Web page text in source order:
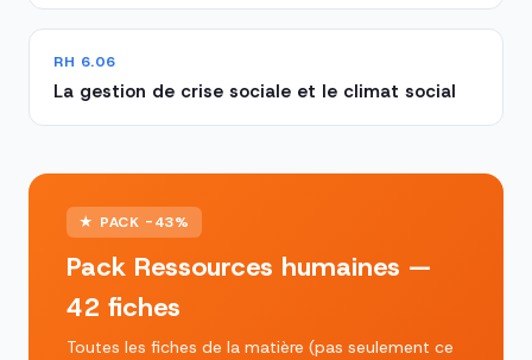
RH 6.06
La gestion de crise sociale et le climat social
★ PACK -43%
Pack Ressources humaines —
42 fiches
Toutes les fiches de la matière (pas seulement ce